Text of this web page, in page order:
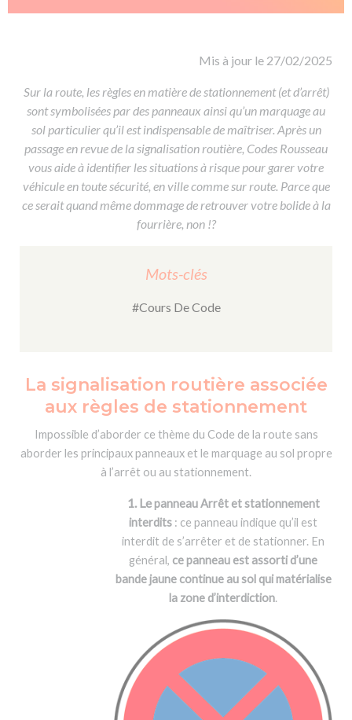
Formations pro.
Formation CACES
Devenir enseignant de la conduite
Mis à jour le 27/02/2025
Sur la route, les règles en matière de stationnement (et d’arrêt)
sont symbolisées par des panneaux ainsi qu’un marquage au
sol particulier qu’il est indispensable de maîtriser. Après un
passage en revue de la signalisation routière, Codes Rousseau
vous aide à identifier les situations à risque pour garer votre
véhicule en toute sécurité, en ville comme sur route. Parce que
ce serait quand même dommage de retrouver votre bolide à la
fourrière, non !?
Mots-clés
#Cours De Code
La signalisation routière associée
aux règles de stationnement
Impossible d’aborder ce thème du Code de la route sans
aborder les principaux panneaux et le marquage au sol propre
à l’arrêt ou au stationnement.
1. Le panneau Arrêt et stationnement
interdits : ce panneau indique qu’il est
interdit de s’arrêter et de stationner. En
général, ce panneau est assorti d’une
bande jaune continue au sol qui matérialise
la zone d’interdiction.